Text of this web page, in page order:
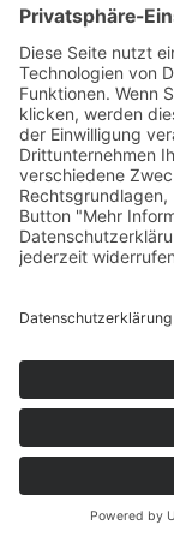
29462
Fon +49 (0)
E-Mail
SPRECHEN
Wir geben Ihren
Händen.
+49
Copyright ©